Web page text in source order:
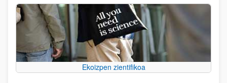
Ekoizpen zientifikoa